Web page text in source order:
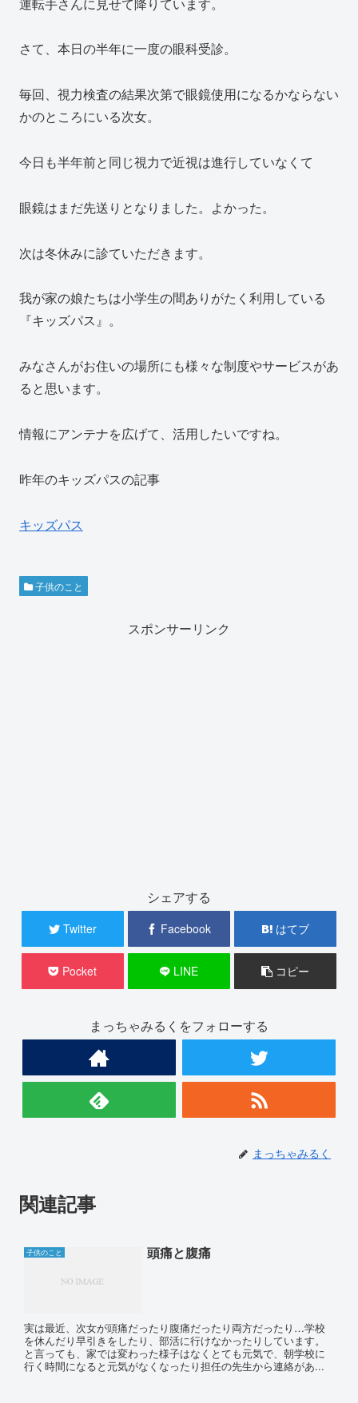
さて、本日の半年に一度の眼科受診。
毎回、視力検査の結果次第で眼鏡使用になるかならない
かのところにいる次女。
今日も半年前と同じ視力で近視は進行していなくて
眼鏡はまだ先送りとなりました。よかった。
次は冬休みに診ていただきます。
我が家の娘たちは小学生の間ありがたく利用している
『キッズパス』。
みなさんがお住いの場所にも様々な制度やサービスがあ
ると思います。
情報にアンテナを広げて、活用したいですね。
昨年のキッズパスの記事
キッズパス
子供のこと
スポンサーリンク
シェアする
Twitter Facebook はてブ
Pocket LINE コピー
まっちゃみるくをフォローする
まっちゃみるく
関連記事
子供のこと 頭痛と腹痛
実は最近、次女が頭痛だったり腹痛だったり両方だったり…学校
を休んだり早引きをしたり、部活に行けなかったりしています。
と言っても、家では変わった様子はなくとても元気で、朝学校に
行く時間になると元気がなくなったり担任の先生から連絡があ...